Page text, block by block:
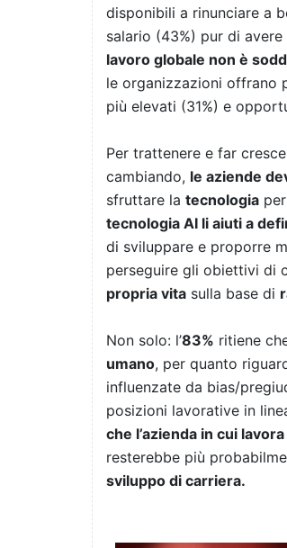
disponibili a rinunciare a
salario (43%) pur di
lavoro globale non è
le organizzazioni offrano
più elevati (31%) e
Per trattenere e far
cambiando, le aziende
sfruttare la tecnologia
tecnologia AI li aiuti a
di sviluppare e proporre
perseguire gli obiettivi di
propria vita sulla base di
Non solo: l’83% ritiene
umano, per quanto
influenzate da bias/
posizioni lavorative in
che l’azienda in cui
resterebbe più
sviluppo di carriera.